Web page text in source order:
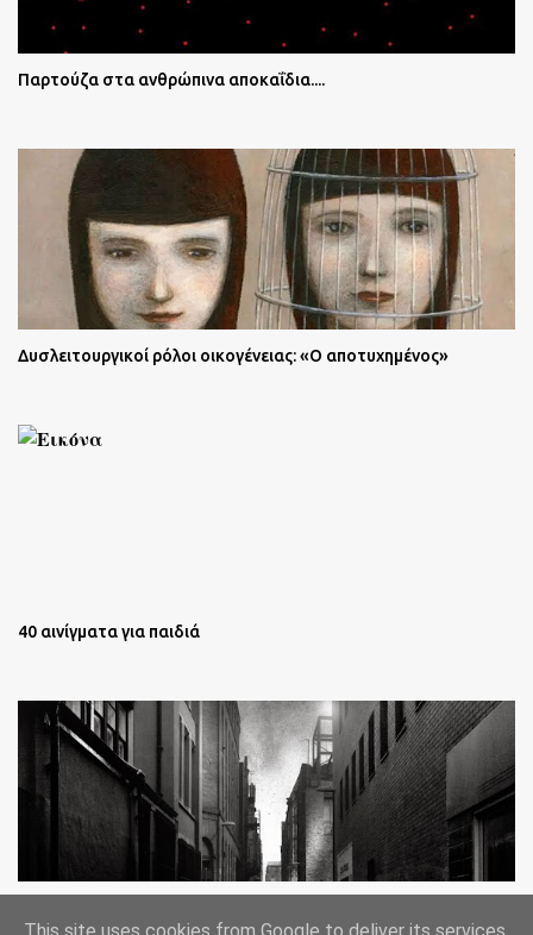
Παρτούζα στα ανθρώπινα αποκαΐδια....
Δυσλειτουργικοί ρόλοι οικογένειας: «Ο αποτυχημένος»
40 αινίγματα για παιδιά